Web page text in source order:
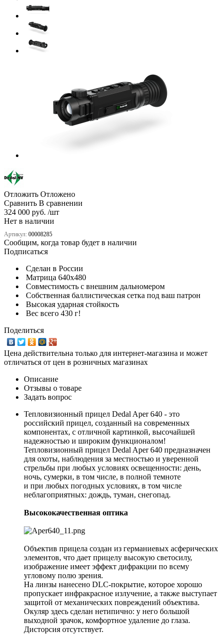
Отложить Отложено
Сравнить В сравнении
324 000 руб. /шт
Нет в наличии
Артикул: 00008285
Сообщим, когда товар будет в наличии
Подписаться
Сделан в России
Матрица 640х480
Совместимость с внешним дальномером
Собственная баллистическая сетка под ваш патрон
Высокая ударная стойкость
Вес всего 430 г!
Поделиться
Цена действительна только для интернет-магазина и может
отличаться от цен в розничных магазинах
Описание
Отзывы о товаре
Задать вопрос
Тепловизионный прицел Dedal Aper 640 - это
российский прицел, созданный на современных
компонентах, с отличной картинкой, высочайшей
надежностью и широким функционалом!
Тепловизионный прицел Dedal Aper 640 предназначен
для охоты, наблюдения за местностью и уверенной
стрельбы при любых условиях освещенности: день,
ночь, сумерки, в том числе, в полной темноте
и при любых погодных условиях, в том числе
неблагоприятных: дождь, туман, снегопад.
Высококачественная оптика
Объектив прицела создан из германиевых асферических
элементов, что дает прицелу высокую светосилу,
изображение имеет эффект дифракции по всему
угловому полю зрения.
На линзы нанесено DLC-покрытие, которое хорошо
пропускает инфракрасное излучение, а также выступает
защитой от механических повреждений объектива.
Окуляр здесь сделан нетипично: у него большой
выходной зрачок, комфортное удаление до глаза.
Дисторсия отсутствует.